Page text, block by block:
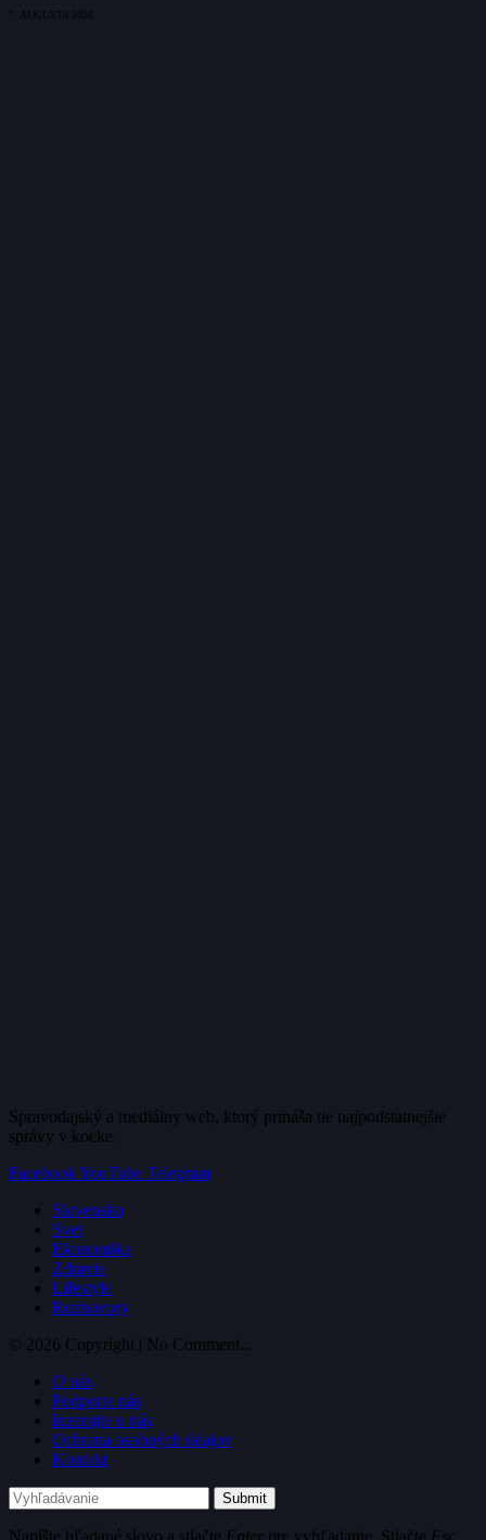
7. AUGUSTA 2026
Spravodajský a mediálny web, ktorý prináša tie najpodstatnejšie
správy v kocke.
FacebookYouTube Telegram
Slovensko
Svet
Ekonomika
Zdravie
Lifestyle
Rozhovory
© 2026 Copyright | No Comment...
O nás
Podporte nás
Inzerujte u nás
Ochrana osobných údajov
Kontakt
Submit
Napíšte hľadané slovo a stlačte Enter pre vyhľadanie. Stlačte Esc